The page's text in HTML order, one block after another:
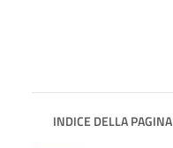
INDICE DELLA PAGINA